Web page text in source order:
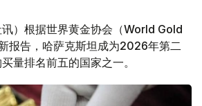
讯）根据世界黄金协会（World Gold
报告，哈萨克斯坦成为2026年第二
量排名前五的国家之一。